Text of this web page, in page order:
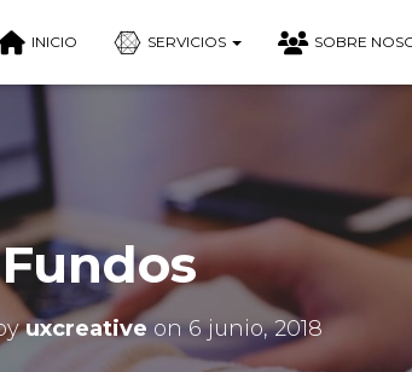
INICIO SERVICIOS SOBRE
Fundos
uxcreative on6 junio, 2018